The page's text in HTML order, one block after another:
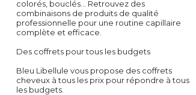
colorés, bouclés... Retrouvez des
combinaisons de produits de qualité
professionnelle pour une routine capillaire
complète et efficace.
Des coffrets pour tous les budgets
Bleu Libellule vous propose des coffrets
cheveux à tous les prix pour répondre à tous
les budgets.